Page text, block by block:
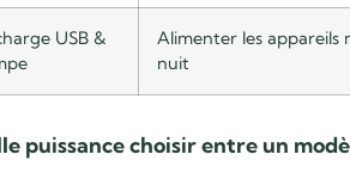
USB &
Alimenter les appareils
nuit
puissance choisir entre un